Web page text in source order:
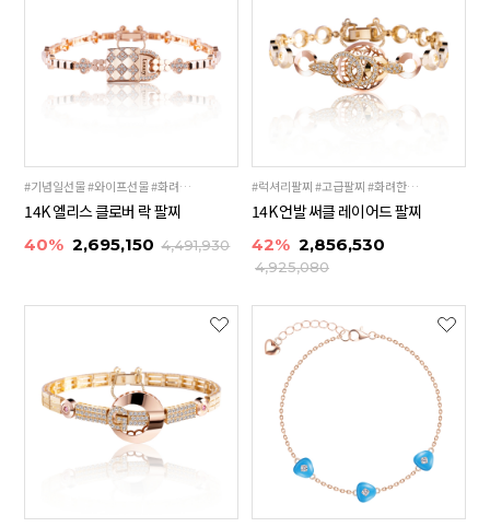
#기념일선물 #와이프선물 #화려한팔찌
14K 엘리스 클로버 락 팔찌
40% 2,695,150 4,491,930
#럭셔리팔찌 #고급팔찌 #화려한팔찌
14K 언발 써클 레이어드 팔찌
42% 2,856,530
4,925,080